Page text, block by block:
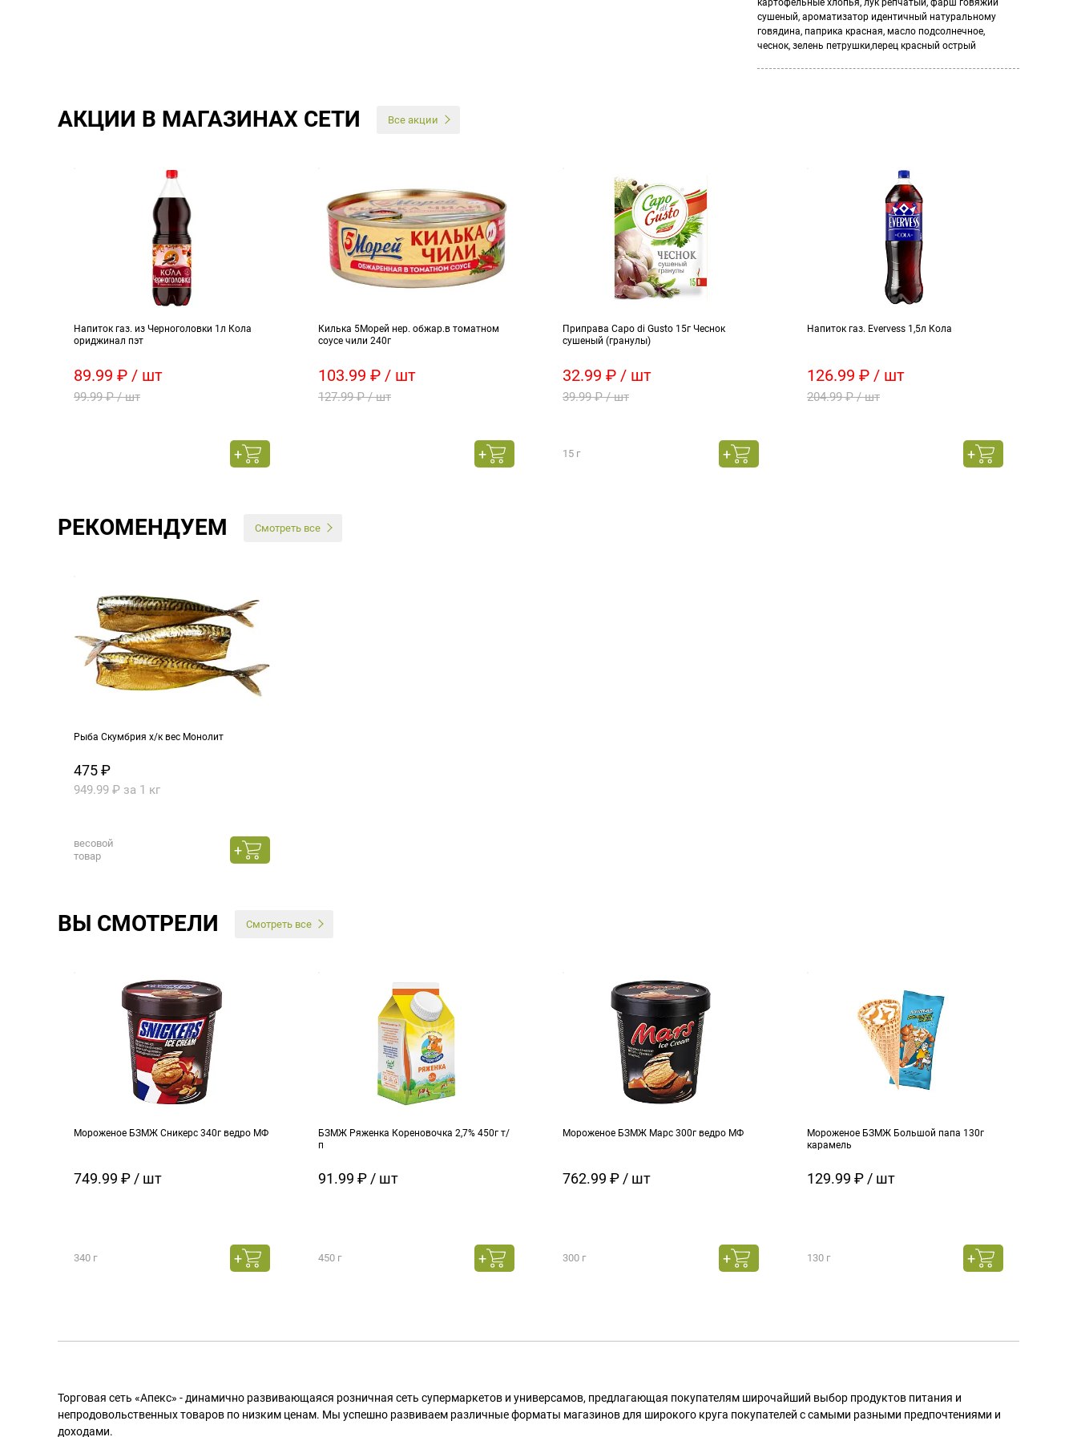
картофельные хлопья, лук репчатый, фарш говяжий
сушеный, ароматизатор идентичный натуральному
говядина, паприка красная, масло подсолнечное,
чеснок, зелень петрушки,перец красный острый
АКЦИИ В МАГАЗИНАХ СЕТИ Все акции
Напиток газ. из Черноголовки 1л Кола
ориджинал пэт
89.99 ₽ / шт
99.99 ₽ / шт
Килька 5Морей нер. обжар.в томатном
соусе чили 240г
103.99 ₽ / шт
127.99 ₽ / шт
Приправа Capo di Gusto 15г Чеснок
сушеный (гранулы)
32.99 ₽ / шт
39.99 ₽ / шт
15 г
Напиток газ. Evervess 1,5л Кола
126.99 ₽ / шт
204.99 ₽ / шт
РЕКОМЕНДУЕМ Смотреть все
Рыба Скумбрия х/к вес Монолит
475 ₽
949.99 ₽ за 1 кг
весовой
товар
ВЫ СМОТРЕЛИ Смотреть все
Мороженое БЗМЖ Сникерс 340г ведро МФ
749.99 ₽ / шт
340 г
БЗМЖ Ряженка Кореновочка 2,7% 450г т/
п
91.99 ₽ / шт
450 г
Мороженое БЗМЖ Марс 300г ведро МФ
762.99 ₽ / шт
300 г
Мороженое БЗМЖ Большой папа 130г
карамель
129.99 ₽ / шт
130 г
Торговая сеть «Апекс» - динамично развивающаяся розничная сеть супермаркетов и универсамов, предлагающая покупателям широчайший выбор продуктов питания и
непродовольственных товаров по низким ценам. Мы успешно развиваем различные форматы магазинов для широкого круга покупателей с самыми разными предпочтениями и
доходами.